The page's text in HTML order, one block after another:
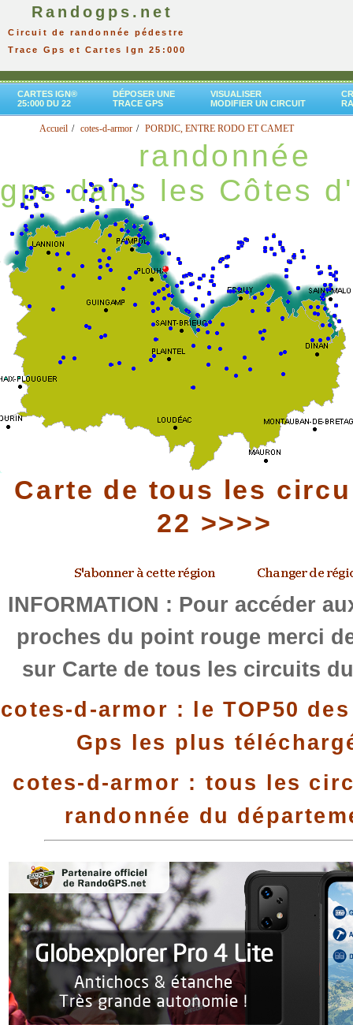
Randogps.net
Circuit de randonnée pédestre
Trace Gps et Cartes Ign 25:000
CARTES IGN®
25:000 DU 22
DÉPOSER UNE
TRACE GPS
VISUALISER
MODIFIER UN CIRCUIT
Accueil cotes-d-armor PORDIC, ENTRE RODO ET CAMET
randonnée
gps dans les Côtes
Carte de tous les
22 >>>>
INFORMATION : Pour accéder
proches du point rouge merci
sur Carte de tous les circuits
cotes-d-armor : le TOP50
Gps les plus
cotes-d-armor : tous les
randonnée du